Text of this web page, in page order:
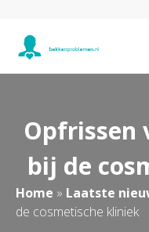
bij de
Home » Laatste
de cosmetische kliniek